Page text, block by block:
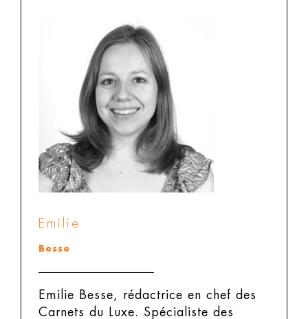
Emilie
Besse
Emilie Besse, rédactrice en chef des
Carnets du Luxe.
Spécialiste des